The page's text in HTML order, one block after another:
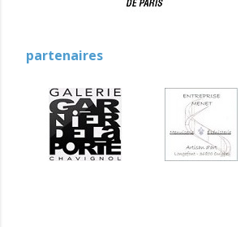
partenaires